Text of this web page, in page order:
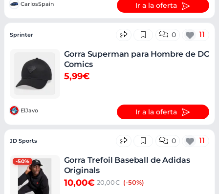
CarlosSpain Ir a la oferta
Sprinter 0 11
Gorra Superman para Hombre de DC
Comics
5,99€
ElJavo Ir a la oferta
-50%
JD Sports 0 11
Gorra Trefoil Baseball de Adidas
Originals
10,00€ 20,00€ (-50%)